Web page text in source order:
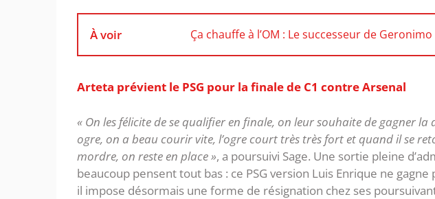
À voir Ça chauffe à l’OM : Le successeur de
Arteta prévient le PSG pour la finale de C1 contre Arsenal
« On les félicite de se qualifier en finale, on leur souhaite de gagner la
ogre, on a beau courir vite, l’ogre court très très fort et quand il se
mordre, on reste en place », a poursuivi Sage. Une sortie pleine
beaucoup pensent tout bas : ce PSG version Luis Enrique ne
il impose désormais une forme de résignation chez ses